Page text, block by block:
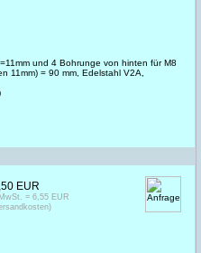
und 4 Bohrunge von hinten für M8
11mm) = 90 mm, Edelstahl V2A,
EUR
= 6,55 EUR